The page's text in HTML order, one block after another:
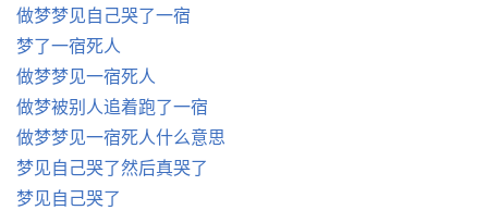
做梦梦见自己哭了一宿
梦了一宿死人
做梦梦见一宿死人
做梦被别人追着跑了一宿
做梦梦见一宿死人什么意思
梦见自己哭了然后真哭了
梦见自己哭了